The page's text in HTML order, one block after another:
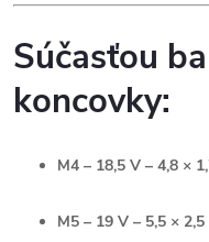
Súčasťou
koncovky:
M4 – 18,5 V – 4,8 ×
M5 – 19 V – 5,5 ×